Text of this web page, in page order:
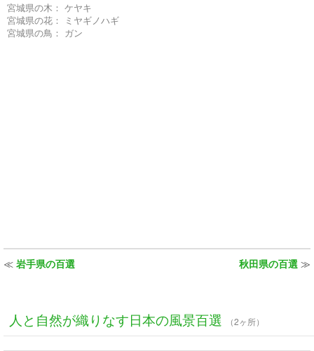
宮城県の木： ケヤキ
宮城県の花：
ミヤギノハギ
宮城県の鳥： ガン
≪ 岩手県の百選 秋田県の百選 ≫
人と自然が織りなす日本の風景百選 （2ヶ所）